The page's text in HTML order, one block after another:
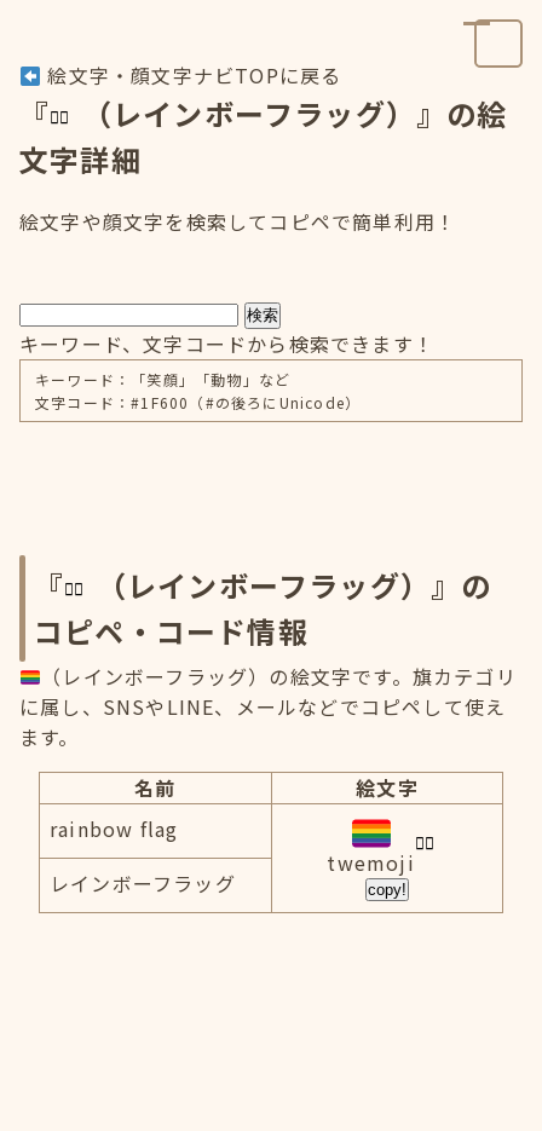
絵文字・顔文字ナビTOPに戻る
『
（レインボーフラッグ）』の絵
文字詳細
絵文字や顔文字を検索してコピペで簡単利用！
検索
キーワード、文字コードから検索できます！
キーワード：「笑顔」「動物」など
文字コード：#1F600（#の後ろにUnicode）
『
（レインボーフラッグ）』の
コピペ・コード情報
（レインボーフラッグ）の絵文字です。旗カテゴリ
に属し、SNSやLINE、メールなどでコピペして使え
ます。
名前
絵文字
rainbow flag
twemoji
copy!
レインボーフラッグ